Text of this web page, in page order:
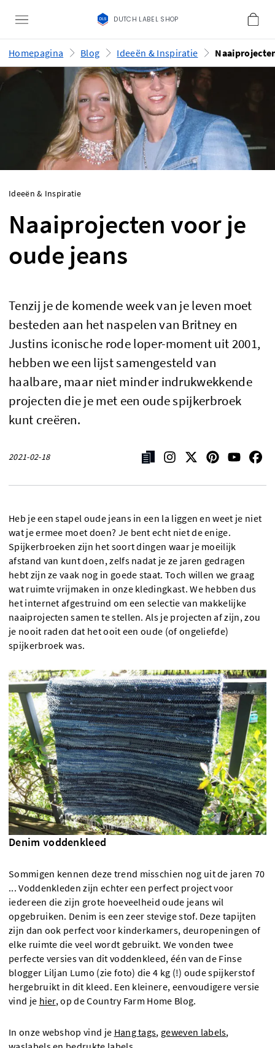
DUTCH LABEL SHOP
Homepagina Blog Ideeën & Inspiratie
Ideeën & Inspiratie
Naaiprojecten voor je
oude jeans
Tenzij je de komende week van je leven moet
besteden aan het naspelen van Britney en
Justins iconische rode loper-moment uit 2001,
hebben we een lijst samengesteld van
haalbare, maar niet minder indrukwekkende
projecten die je met een oude spijkerbroek
kunt creëren.
2021-02-18
Heb je een stapel oude jeans in een la liggen en weet je niet
wat je ermee moet doen? Je bent echt niet de enige.
Spijkerbroeken zijn het soort dingen waar je moeilijk
afstand van kunt doen, zelfs nadat je ze jaren gedragen
hebt zijn ze vaak nog in goede staat. Toch willen we graag
wat ruimte vrijmaken in onze kledingkast. We hebben dus
het internet afgestruind om een selectie van makkelijke
naaiprojecten samen te stellen. Als je projecten af zijn, zou
je nooit raden dat het ooit een oude (of ongeliefde)
spijkerbroek was.
Denim voddenkleed
Sommigen kennen deze trend misschien nog uit de jaren 70
... Voddenkleden zijn echter een perfect project voor
iedereen die zijn grote hoeveelheid oude jeans wil
opgebruiken. Denim is een zeer stevige stof. Deze tapijten
zijn dan ook perfect voor kinderkamers, deuropeningen of
elke ruimte die veel wordt gebruikt. We vonden twee
perfecte versies van dit voddenkleed, één van de Finse
blogger Liljan Lumo (zie foto) die 4 kg (!) oude spijkerstof
hergebruikt in dit kleed. Een kleinere, eenvoudigere versie
vind je hier, op de Country Farm Home Blog.
In onze webshop vind je Hang tags, geweven labels,